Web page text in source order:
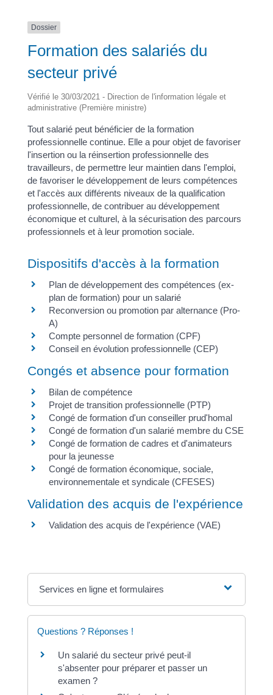
Dossier
Formation des salariés du
secteur privé
Vérifié le 30/03/2021 - Direction de l'information légale et
administrative (Première ministre)
Tout salarié peut bénéficier de la formation
professionnelle continue. Elle a pour objet de favoriser
l'insertion ou la réinsertion professionnelle des
travailleurs, de permettre leur maintien dans l'emploi,
de favoriser le développement de leurs compétences
et l'accès aux différents niveaux de la qualification
professionnelle, de contribuer au développement
économique et culturel, à la sécurisation des parcours
professionnels et à leur promotion sociale.
Dispositifs d'accès à la formation
Plan de développement des compétences (ex-
plan de formation) pour un salarié
Reconversion ou promotion par alternance (Pro-
A)
Compte personnel de formation (CPF)
Conseil en évolution professionnelle (CEP)
Congés et absence pour formation
Bilan de compétence
Projet de transition professionnelle (PTP)
Congé de formation d'un conseiller prud'homal
Congé de formation d'un salarié membre du CSE
Congé de formation de cadres et d'animateurs
pour la jeunesse
Congé de formation économique, sociale,
environnementale et syndicale (CFESES)
Validation des acquis de l'expérience
Validation des acquis de l'expérience (VAE)
Services en ligne et formulaires
Questions ? Réponses !
Un salarié du secteur privé peut-il
s'absenter pour préparer et passer un
examen ?